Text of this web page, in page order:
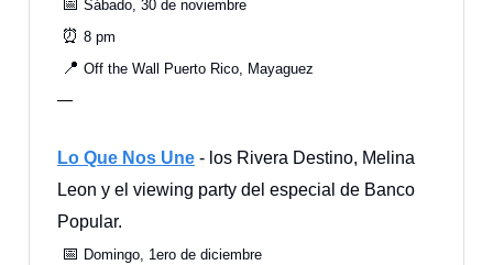
📅 Sábado, 30 de noviembre
⏰ 8 pm
📍 Off the Wall Puerto Rico, Mayaguez
—
Lo Que Nos Une - los Rivera Destino, Melina
Leon y el viewing party del especial de Banco
Popular.
📅 Domingo, 1ero de diciembre